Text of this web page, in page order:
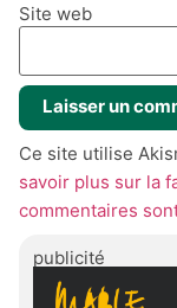
Site web
Ce site utilise
savoir plus sur la
commentaires
publicité